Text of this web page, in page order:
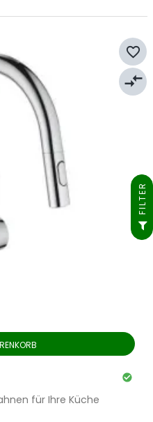
für Ihre Küche
favorite_border
compare_arrows
FILTER